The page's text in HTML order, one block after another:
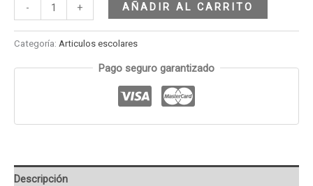
- + AÑADIR AL CARRITO
Categoría: Articulos escolares
Pago seguro garantizado
Descripción